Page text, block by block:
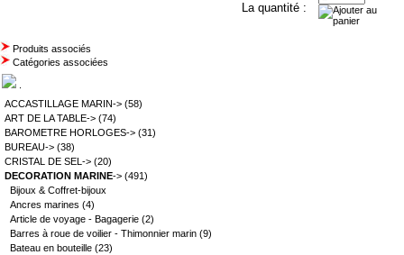
La quantité :
Produits associés
Catégories associées
ACCASTILLAGE MARIN-> (58)
ART DE LA TABLE-> (74)
BAROMETRE HORLOGES-> (31)
BUREAU-> (38)
CRISTAL DE SEL-> (20)
DECORATION MARINE-> (491)
Bijoux & Coffret-bijoux
Ancres marines (4)
Article de voyage - Bagagerie (2)
Barres à roue de voilier - Thimonnier marin (9)
Bateau en bouteille (23)